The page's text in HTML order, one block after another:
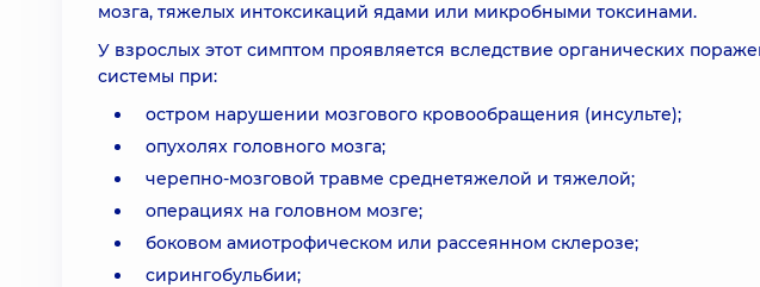
мозга, тяжелых интоксикаций ядами или микробными токсинами.
У взрослых этот симптом проявляется вследствие органических
системы при:
остром нарушении мозгового кровообращения (инсульте);
опухолях головного мозга;
черепно-мозговой травме среднетяжелой и тяжелой;
операциях на головном мозге;
боковом амиотрофическом или рассеянном склерозе;
сирингобульбии;